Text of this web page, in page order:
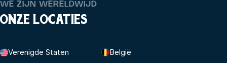
WE ZIJN WERELDWIJD
ONZE LOCATIES
Verenigde Staten België